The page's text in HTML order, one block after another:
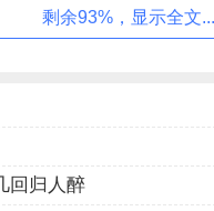
，月圆之夜，有人欢喜
像一个圆桌，一家人坐
们，那暂时只是一种幻
，才明白古人那种浓浓
剩余93%，显示全文...
回归人醉